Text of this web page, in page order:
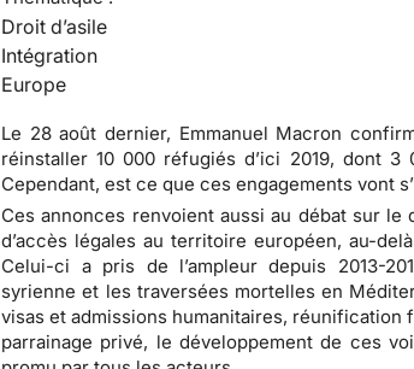
Droit d’asile
Intégration
Europe
Le 28 août dernier, Emmanuel Macron
réinstaller 10 000 réfugiés d’ici 2019, dont
Cependant, est ce que ces engagements vont
Ces annonces renvoient aussi au débat sur le
d’accès légales au territoire européen, au-
Celui-ci a pris de l’ampleur depuis 2013-
syrienne et les traversées mortelles en
visas et admissions humanitaires, réunification
parrainage privé, le développement de ces